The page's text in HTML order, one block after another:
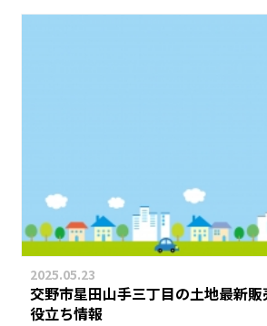
2025.05.23
交野市星田山手三丁目の土地最新
役立ち情報